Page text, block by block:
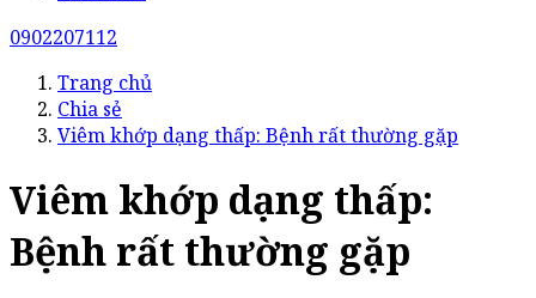
0902207112
Trang chủ
Chia sẻ
Viêm khớp dạng thấp: Bệnh rất thường gặp
Viêm khớp dạng thấp:
Bệnh rất thường gặp